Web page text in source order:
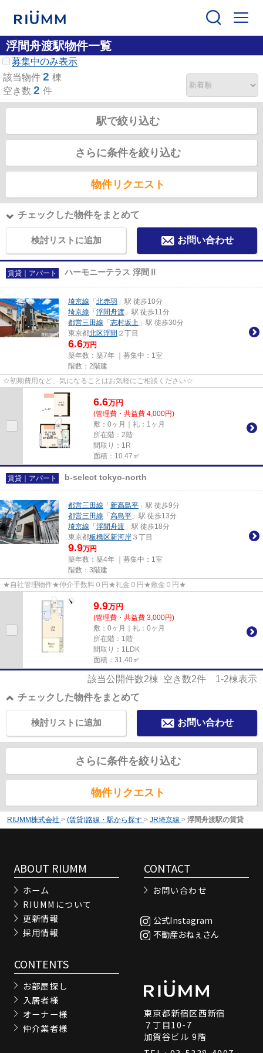
浮間舟渡駅物件一覧
募集中のみ表示
該当物件 2 棟
空き数 2 件
駅で絞り込む
さらに条件を絞り込む
物件リクエスト
チェックした物件をまとめて
検討リストに追加 お問い合わせ
賃貸｜アパート ハーモニーテラス 浮間Ⅱ
埼京線 「北赤羽 」駅 徒歩10分
埼京線 「浮間舟渡 」駅 徒歩11分
都営三田線 「志村坂上 」駅 徒歩30分
東京都北区浮間 ２丁目
6.6万円
築年数：築7年 ｜募集中： 1室
階数：2階建
☆初期費用など、気になることはお気軽にご相談ください☆
6.6万円
(管理費・共益費 4,000円)
敷：0ヶ月｜礼：1ヶ月
所在階：2階
間取り：1R
面積：10.47㎡
賃貸｜アパート b-select tokyo-north
都営三田線 「新高島平 」駅 徒歩9分
都営三田線 「高島平 」駅 徒歩13分
埼京線 「浮間舟渡 」駅 徒歩18分
東京都板橋区新河岸 ３丁目
9.9万円
築年数：築4年 ｜募集中： 1室
階数：3階建
★自社管理物件★仲介手数料０円★礼金０円★敷金０円★
9.9万円
(管理費・共益費 3,000円)
敷：0ヶ月｜礼：0ヶ月
所在階：1階
間取り：1LDK
面積：31.40㎡
該当公開件数2棟 空き数2件 1-2棟表示
チェックした物件をまとめて
お問い合わせ
検討リストに追加
さらに条件を絞り込む
物件リクエスト
RIUMM株式会社 > (賃貸)路線・駅から探す > JR埼京線 > 浮間舟渡駅の賃貸
ABOUT RIUMM
ホーム
RIUMMについて
更新情報
採用情報
CONTACT
お問い合わせ
公式Instagram
不動産おねぇさん
CONTENTS
お部屋探し
入居者様
オーナー様
仲介業者様
東京都新宿区西新宿
７丁目10-7
加賀谷ビル 9階